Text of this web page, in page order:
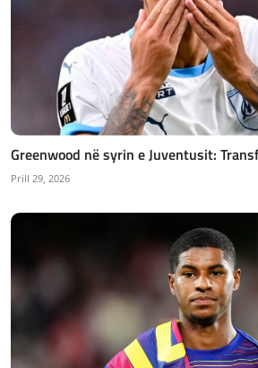
Greenwood në syrin e Juventusit:
Prill 29, 2026